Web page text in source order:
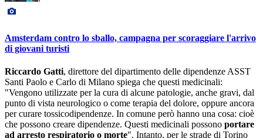
Amsterdam contro lo sballo, campagna per scoraggiare l'arrivo
di giovani turisti
Riccardo Gatti, direttore del dipartimento delle dipendenze ASST
Santi Paolo e Carlo di Milano spiega che questi medicinali:
"Vengono utilizzate per la cura di alcune patologie, anche gravi, dal
punto di vista neurologico o come terapia del dolore, oppure ancora
per curare tossicodipendenze. In comune però hanno una cosa: cioè
che possono creare dipendenze. Questi medicinali possono portare
ad arresto respiratorio o morte". Intanto, per le strade di Torino